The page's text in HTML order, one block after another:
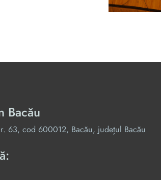
Bacău
63, cod 600012, Bacău, județul Bacău